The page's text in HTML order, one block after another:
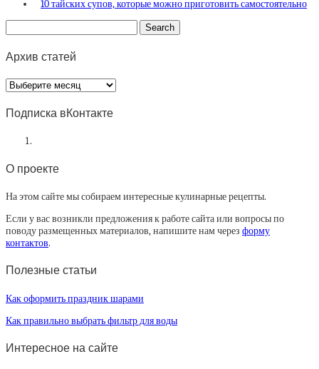
10 тайских супов, которые можно приготовить самостоятельно
Архив статей
Архив
статей
Подписка вКонтакте
О проекте
На этом сайте мы собираем интересные кулинарные рецепты.
Если у вас возникли предложения к работе сайта или вопросы по
поводу размещенных материалов, напишите нам через форму
контактов.
Полезные статьи
Как оформить праздник шарами
Как правильно выбрать фильтр для воды
Интересное на сайте